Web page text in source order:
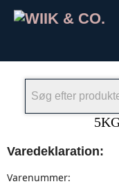
Varedeklaration:
Varenummer: